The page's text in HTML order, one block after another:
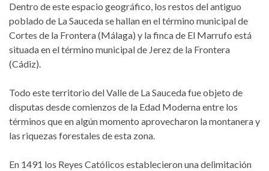
Dentro de este espacio geográfico, los restos del antiguo
poblado de La Sauceda se hallan en el término municipal de
Cortes de la Frontera (Málaga) y la finca de El Marrufo está
situada en el término municipal de Jerez de la Frontera
(Cádiz).
Todo este territorio del Valle de La Sauceda fue objeto de
disputas desde comienzos de la Edad Moderna entre los
términos que en algún momento aprovecharon la montanera y
las riquezas forestales de esta zona.
En 1491 los Reyes Católicos establecieron una delimitación